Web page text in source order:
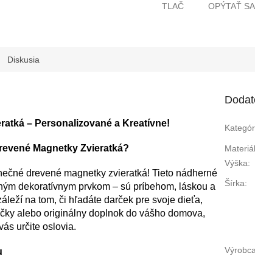
TLAČ OPÝTAŤ SA
Diskusia
– Personalizované a Kreatívne!
Magnetky Zvieratká?
drevené magnetky zvieratká! Tieto nádherné
dekoratívnym prvkom – sú príbehom, láskou a
na tom, či hľadáte darček pre svoje dieťa,
alebo originálny doplnok do vášho domova,
určite oslovia.
Materiál
Výška:
Šírka:
Výrobca